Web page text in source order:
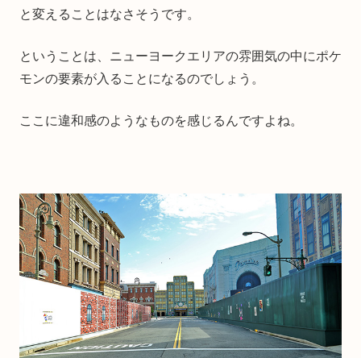
と変えることはなさそうです。
ということは、ニューヨークエリアの雰囲気の中にポケ
モンの要素が入ることになるのでしょう。
ここに違和感のようなものを感じるんですよね。